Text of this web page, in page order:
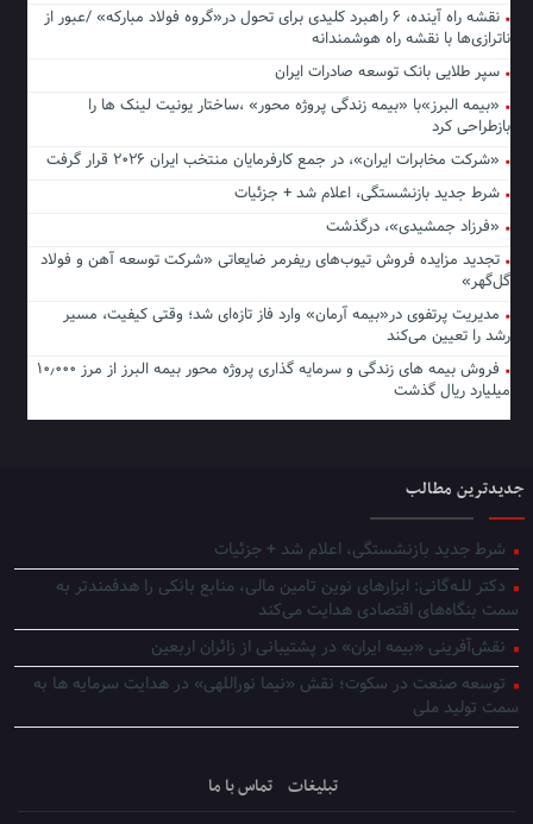
نقشه راه آینده، ۶ راهبرد کلیدی برای تحول در«گروه فولاد مبارکه» /عبور از
ناترازی‌ها با نقشه راه هوشمندانه
سپر طلایی بانک توسعه صادرات ایران
«بیمه البرز»با «بیمه زندگی پروژه محور» ،ساختار یونیت لینک ها را
بازطراحی کرد
«شرکت مخابرات ایران»، در جمع کارفرمایان منتخب ایران ۲۰۲۶ قرار گرفت
شرط جدید بازنشستگی، اعلام شد + جزئیات
«فرزاد جمشیدی»، درگذشت
تجدید مزایده فروش تیوب‌های ریفرمر ضایعاتی «شرکت توسعه آهن و فولاد
گل‌گهر»
مدیریت پرتفوی در«بیمه آرمان» وارد فاز تازه‌ای شد؛ وقتی کیفیت، مسیر
رشد را تعیین می‌کند
فروش بیمه های زندگی و سرمایه گذاری پروژه محور بیمه البرز از مرز ۱۰٫۰۰۰
میلیارد ریال گذشت
جدیدترین مطالب
شرط جدید بازنشستگی، اعلام شد + جزئیات
دکتر للـه‌گانی: ابزارهای نوین تامین مالی، منابع بانکی را هدفمندتر به
سمت بنگاه‌های اقتصادی هدایت می‌کند
نقش‌آفرینی «بیمه ایران» در پشتیبانی از زائران اربعین
توسعه صنعت در سکوت؛ نقش «نیما نوراللهی» در هدایت سرمایه ها به
سمت تولید ملی
تبلیغات تماس با ما